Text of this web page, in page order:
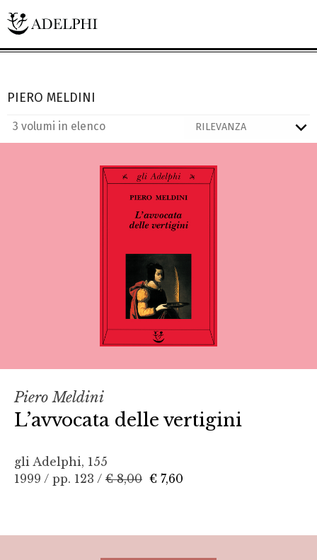
PIERO MELDINI
3 volumi in elenco
Piero Meldini
L’avvocata delle vertigini
gli Adelphi, 155
1999 / pp. 123 / € 8,00 € 7,60